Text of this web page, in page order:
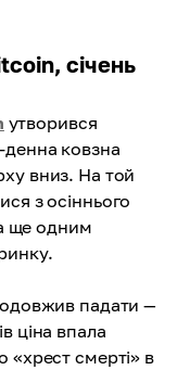
січень
утворився
ковзна
вниз. На той
з осіннього
ще одним
падати —
ціна впала
смерті» в